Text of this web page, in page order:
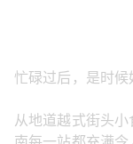
忙碌过后，是时候
从地道越式街头